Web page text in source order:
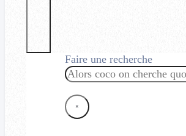
Faire une recherche
Rechercher
×